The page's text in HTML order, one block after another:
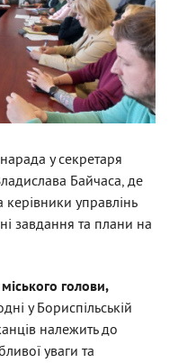
у секретаря
Байчаса, де
керівники управлінь
завдання та плани на
голови,
у Бориспільській
належить до
уваги та